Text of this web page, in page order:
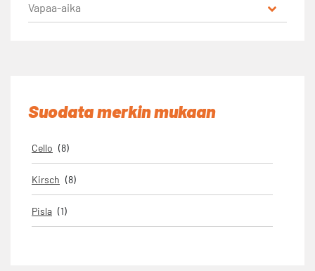
Vapaa-aika
Suodata merkin mukaan
Cello (8)
Kirsch (8)
Pisla (1)